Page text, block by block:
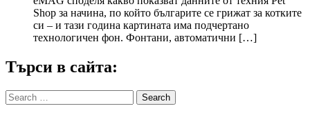
Shop за начина, по който българите се грижат за котките
си – и тази година картината има подчертано
технологичен фон. Фонтани, автоматични […]
Търси в сайта:
Search
for: